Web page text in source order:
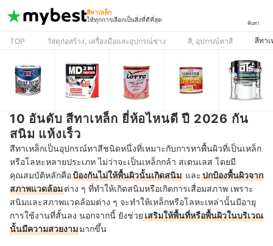
สีทาเหล็ก
ให้ทุกการเลือกเป็นสิ่งที่ดีที่สุด
ค้นหา
TOP วัสดุก่อสร้าง, เครื่องมือและอุปกรณ์ช่าง สี, อุปกรณ์ทาสี สีทาเ
10 อันดับ สีทาเหล็ก ยี่ห้อไหนดี ปี 2026 กัน
สนิม แห้งเร็ว
สีทาเหล็กเป็นอุปกรณ์ทาสีชนิดหนึ่งที่เหมาะกับการทาพื้นผิวที่เป็นเหล็ก
หรือโลหะหลายประเภท ไม่ว่าจะเป็นเหล็กกล้า สเตนเลส โดยมี
คุณสมบัติหลักคือป้องกันไม่ให้พื้นผิวนั้นเกิดสนิม และปกป้องพื้นผิวจาก
สภาพแวดล้อมต่าง ๆ ที่ทำให้เกิดสนิมหรือเกิดการเสื่อมสภาพ เพราะ
สนิมและสภาพแวดล้อมต่าง ๆ จะทำให้เหล็กหรือโลหะเหล่านั้นมีอายุ
การใช้งานที่สั้นลง นอกจากนี้ ยังช่วยเสริมให้พื้นที่หรือพื้นผิวในบริเวณ
นั้นมีความสวยงามมากขึ้น